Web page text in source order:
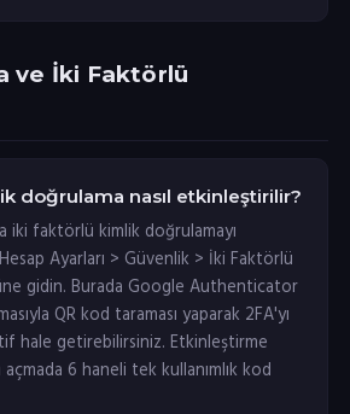
ve İki Faktörlü
doğrulama nasıl etkinleştirilir?
iki faktörlü kimlik doğrulamayı
Ayarları > Güvenlik > İki Faktörlü
gidin. Burada Google Authenticator
QR kod taraması yaparak 2FA'yı
hale getirebilirsiniz. Etkinleştirme
6 haneli tek kullanımlık kod